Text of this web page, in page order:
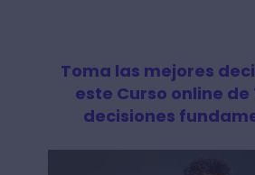
Toma las mejores
este Curso online de
decisiones